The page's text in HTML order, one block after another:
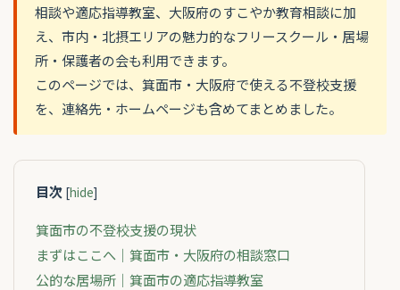
相談や適応指導教室、大阪府のすこやか教育相談に加
え、市内・北摂エリアの魅力的なフリースクール・居場
所・保護者の会も利用できます。
このページでは、箕面市・大阪府で使える不登校支援
を、連絡先・ホームページも含めてまとめました。
目次 [hide]
箕面市の不登校支援の現状
まずはここへ｜箕面市・大阪府の相談窓口
公的な居場所｜箕面市の適応指導教室